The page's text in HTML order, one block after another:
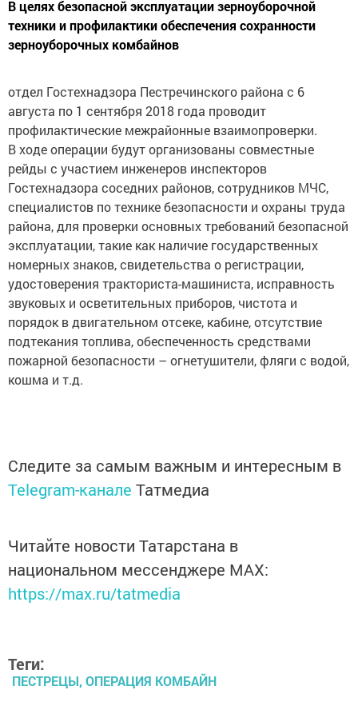
В целях безопасной эксплуатации зерноуборочной
техники и профилактики обеспечения сохранности
зерноуборочных комбайнов
отдел Гостехнадзора Пестречинского района с 6
августа по 1 сентября 2018 года проводит
профилактические межрайонные взаимопроверки.
В ходе операции будут организованы совместные
рейды с участием инженеров инспекторов
Гостехнадзора соседних районов, сотрудников МЧС,
специалистов по технике безопасности и охраны труда
района, для проверки основных требований безопасной
эксплуатации, такие как наличие государственных
номерных знаков, свидетельства о регистрации,
удостоверения тракториста-машиниста, исправность
звуковых и осветительных приборов, чистота и
порядок в двигательном отсеке, кабине, отсутствие
подтекания топлива, обеспеченность средствами
пожарной безопасности – огнетушители, фляги с водой,
кошма и т.д.
Следите за самым важным и интересным в
Telegram-канале Татмедиа
Читайте новости Татарстана в
национальном мессенджере MАХ:
https://max.ru/tatmedia
Теги:
ПЕСТРЕЦЫ, ОПЕРАЦИЯ КОМБАЙН